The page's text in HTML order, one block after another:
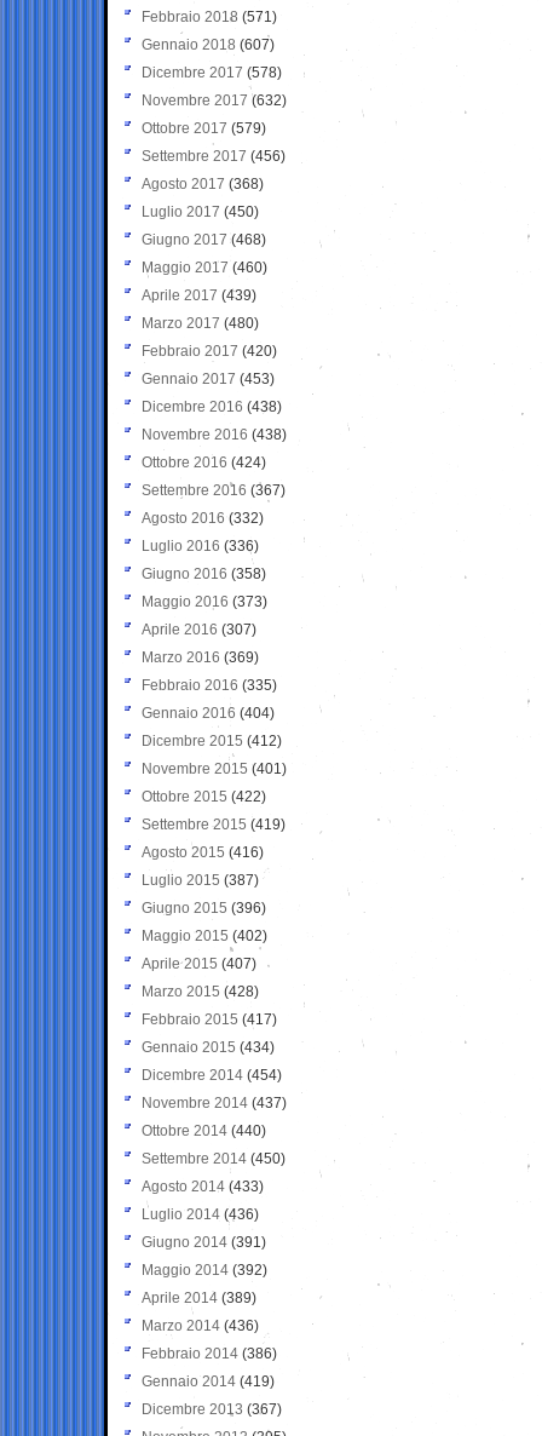
Febbraio 2018 (571)
Gennaio 2018 (607)
Dicembre 2017 (578)
Novembre 2017 (632)
Ottobre 2017 (579)
Settembre 2017 (456)
Agosto 2017 (368)
Luglio 2017 (450)
Giugno 2017 (468)
Maggio 2017 (460)
Aprile 2017 (439)
Marzo 2017 (480)
Febbraio 2017 (420)
Gennaio 2017 (453)
Dicembre 2016 (438)
Novembre 2016 (438)
Ottobre 2016 (424)
Settembre 2016 (367)
Agosto 2016 (332)
Luglio 2016 (336)
Giugno 2016 (358)
Maggio 2016 (373)
Aprile 2016 (307)
Marzo 2016 (369)
Febbraio 2016 (335)
Gennaio 2016 (404)
Dicembre 2015 (412)
Novembre 2015 (401)
Ottobre 2015 (422)
Settembre 2015 (419)
Agosto 2015 (416)
Luglio 2015 (387)
Giugno 2015 (396)
Maggio 2015 (402)
Aprile 2015 (407)
Marzo 2015 (428)
Febbraio 2015 (417)
Gennaio 2015 (434)
Dicembre 2014 (454)
Novembre 2014 (437)
Ottobre 2014 (440)
Settembre 2014 (450)
Agosto 2014 (433)
Luglio 2014 (436)
Giugno 2014 (391)
Maggio 2014 (392)
Aprile 2014 (389)
Marzo 2014 (436)
Febbraio 2014 (386)
Gennaio 2014 (419)
Dicembre 2013 (367)